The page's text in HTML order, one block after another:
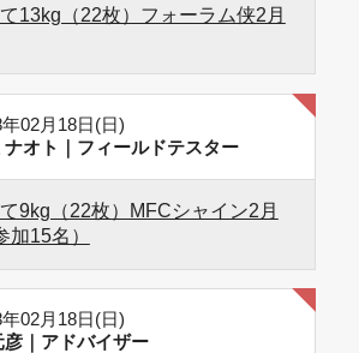
13kg（22枚）フォーラム侠2月
年02月18日(日)
ナオト｜フィールドテスター
9kg（22枚）MFCシャイン2月
15名）
年02月18日(日)
彦｜アドバイザー